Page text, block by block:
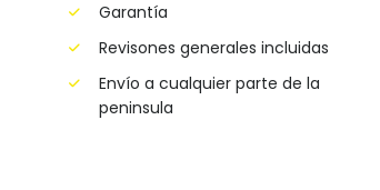
Garantía
Revisones generales incluidas
Envío a cualquier parte de la
peninsula